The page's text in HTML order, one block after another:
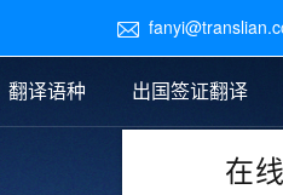

图纸翻译
翻译语种 出国签证翻译
在线